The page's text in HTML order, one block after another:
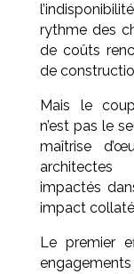
rythme des
de coûts
de
Mais le
n’est pas le
maîtrise
architectes
impactés
impact
Le premier